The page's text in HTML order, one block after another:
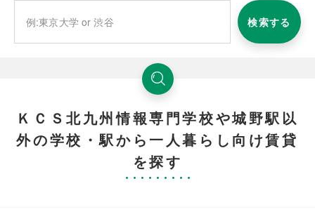
検索する
ＫＣＳ北九州情報専門学校や城野駅以
外の学校・駅から一人暮らし向け賃貸
を探す